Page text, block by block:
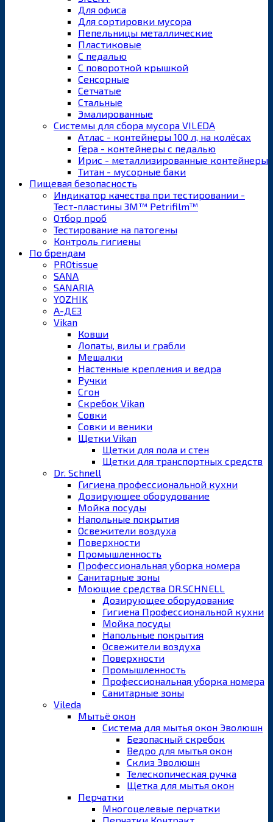
Для офиса
Для сортировки мусора
Пепельницы металлические
Пластиковые
С педалью
С поворотной крышкой
Сенсорные
Сетчатые
Стальные
Эмалированные
Системы для сбора мусора VILEDA
Атлас - контейнеры 100 л, на колёсах
Гера - контейнеры с педалью
Ирис - металлизированные контейнеры
Титан - мусорные баки
Пищевая безопасность
Индикатор качества при тестировании -
Тест-пластины 3M™ Petrifilm™
Отбор проб
Тестирование на патогены
Контроль гигиены
По брендам
PROtissue
SANA
SANARIA
YOZHIK
А-ДЕЗ
Vikan
Ковши
Лопаты, вилы и грабли
Мешалки
Настенные крепления и ведра
Ручки
Сгон
Скребок Vikan
Совки
Совки и веники
Щетки Vikan
Щетки для пола и стен
Щетки для транспортных средств
Dr. Schnell
Гигиена профессиональной кухни
Дозирующее оборудование
Мойка посуды
Напольные покрытия
Освежители воздуха
Поверхности
Промышленность
Профессиональная уборка номера
Санитарные зоны
Моющие средства DR.SCHNELL
Дозирующее оборудование
Гигиена Профессиональной кухни
Мойка посуды
Напольные покрытия
Освежители воздуха
Поверхности
Промышленность
Профессиональная уборка номера
Санитарные зоны
Vileda
Мытьё окон
Система для мытья окон Эволюшн
Безопасный скребок
Ведро для мытья окон
Склиз Эволюшн
Телескопическая ручка
Щетка для мытья окон
Перчатки
Многоцелевые перчатки